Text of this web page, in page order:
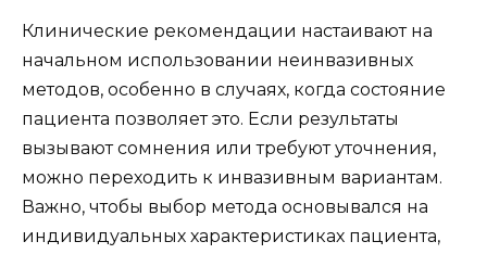
Клинические рекомендации настаивают на
начальном использовании неинвазивных
методов, особенно в случаях, когда состояние
пациента позволяет это. Если результаты
вызывают сомнения или требуют уточнения,
можно переходить к инвазивным вариантам.
Важно, чтобы выбор метода основывался на
индивидуальных характеристиках пациента,